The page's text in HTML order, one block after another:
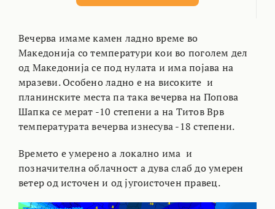
Вечерва имаме камен ладно време во
Македонија со температури кои во поголем дел
од Македонија се под нулата и има појава на
мразеви. Особено ладно е на високите и
планинските места па така вечерва на Попова
Шапка се мерат -10 степени а на Титов Врв
температурата вечерва изнесува -18 степени.
Времето е умерено а локално има и
позначителна облачност а дува слаб до умерен
ветер од источен и од југоисточен правец.